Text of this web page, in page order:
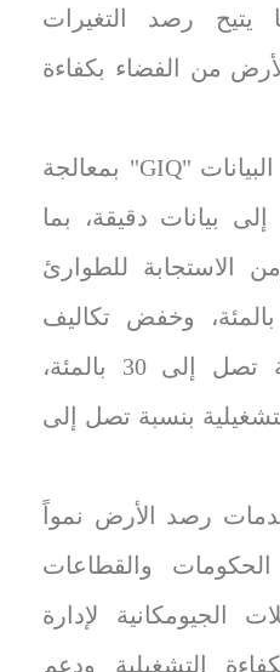
يتيح رصد التغيرات
من الفضاء بكفاءة
كما يقوم مركز تحليل البيانات "GIQ" بمعالجة
إلى بيانات دقيقة، بما
الاستجابة للطوارئ
بنسبة تصل إلى 90 بالمئة، وخفض تكاليف
الصيانة التنبؤية بنسبة تصل إلى 30 بالمئة،
بنسبة تصل إلى
رصد الأرض نمواً
والقطاعات
الجيومكانية لإدارة
التشغيلية ودعم